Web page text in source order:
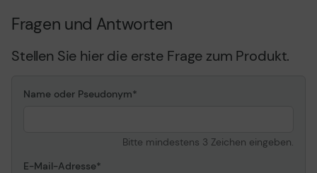
Fragen und Antworten
Stellen Sie hier die erste Frage zum Produkt.
Name oder Pseudonym
Bitte mindestens 3 Zeichen eingeben.
E-Mail-Adresse